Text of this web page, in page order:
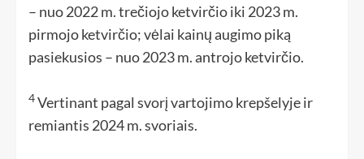
– nuo 2022 m. trečiojo ketvirčio iki 2023 m.
pirmojo ketvirčio; vėlai kainų augimo piką
pasiekusios – nuo 2023 m. antrojo ketvirčio.
4Vertinant pagal svorį vartojimo krepšelyje ir
remiantis 2024 m. svoriais.